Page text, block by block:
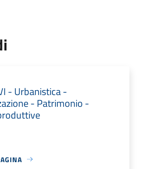
- Urbanistica -
- Patrimonio -